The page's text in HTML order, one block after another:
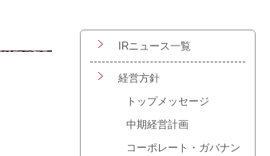
IRニュース一覧
経営方針
トップメッセージ
中期経営計画
コーポレート・ガバナン